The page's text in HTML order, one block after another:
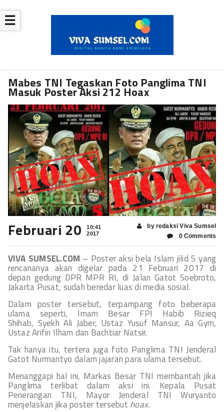
☰
Mabes TNI Tegaskan Foto Panglima TNI
Masuk Poster Aksi 212 Hoax
Februari 20
10:41
2017
by redaksi Viva Sumsel
0 Comments
VIVA SUMSEL.COM – Poster aksi bela Islam jilid 5 yang
rencananya akan digelar pada 21 Februari 2017 di
depan gedung DPR MPR RI, di Jalan Gatot Soebroto,
Jakarta Pusat, sudah beredar luas di media sosial.
Dalam poster tersebut, terpampang foto beberapa
ulama seperti, Imam Besar FPI Habib Rizieq
Shihab, Syekh Ali Jaber, Ustaz Yusuf Mansur, Aa Gym,
Ustaz Arifin Ilham dan Bachtiar Natsir.
Tak hanya itu, tertera juga foto Panglima TNI Jenderal
Gatot Nurmantyo dalam jajaran para ulama tersebut.
Menanggapi hal ini, Markas Besar TNI membantah jika
Panglima terlibat dalam aksi ini. Kepala Pusat
Penerangan TNI, Mayor Jenderal TNI Wuryanto
menjelaskan jika poster tersebut hoax.